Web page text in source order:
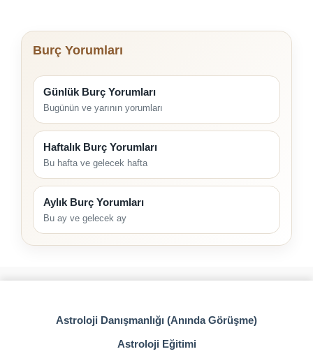
Burç Yorumları
Günlük Burç Yorumları
Bugünün ve yarının yorumları
Haftalık Burç Yorumları
Bu hafta ve gelecek hafta
Aylık Burç Yorumları
Bu ay ve gelecek ay
Astroloji Danışmanlığı (Anında Görüşme)
Astroloji Eğitimi